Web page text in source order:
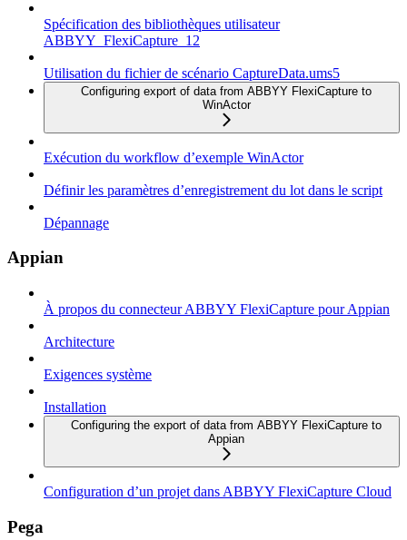
Spécification des bibliothèques utilisateur
ABBYY_FlexiCapture_12
Utilisation du fichier de scénario CaptureData.ums5
Configuring export of data from ABBYY FlexiCapture to
WinActor
Exécution du workflow d’exemple WinActor
Définir les paramètres d’enregistrement du lot dans le script
Dépannage
Appian
À propos du connecteur ABBYY FlexiCapture pour Appian
Architecture
Exigences système
Installation
Configuring the export of data from ABBYY FlexiCapture to
Appian
Configuration d’un projet dans ABBYY FlexiCapture Cloud
Pega